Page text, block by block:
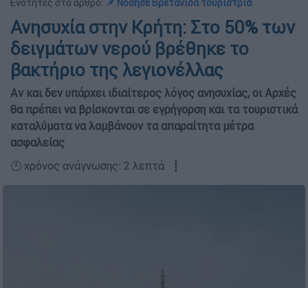
Ενότητες στο άρθρο: 📌 Νόσησε Βρετανίδα τουρίστρια
Ανησυχία στην Κρήτη: Στο 50% των
δειγμάτων νερού βρέθηκε το
βακτήριο της λεγιονέλλας
Αν και δεν υπάρχει ιδιαίτερος λόγος ανησυχίας, οι Αρχές
θα πρέπει να βρίσκονται σε εγρήγορση και τα τουριστικά
καταλύματα να λαμβάνουν τα απαραίτητα μέτρα
ασφαλείας
🕛 χρόνος ανάγνωσης: 2 λεπτά ┋